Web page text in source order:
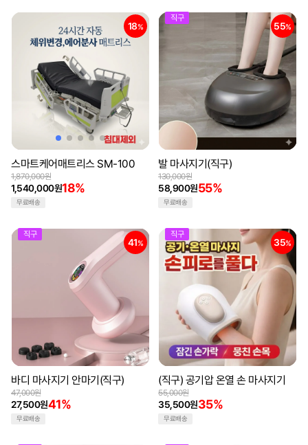
18%
스마트케어매트리스 SM-100
1,540,000원18%
1,870,000원
무료배송
직구
55%
발 마사지기(직구)
58,900원55%
130,000원
무료배송
직구
41%
바디 마사지기 안마기(직구)
27,500원41%
47,000원
무료배송
직구
35%
(직구) 공기압 온열 손 마사지기
35,500원35%
55,000원
무료배송